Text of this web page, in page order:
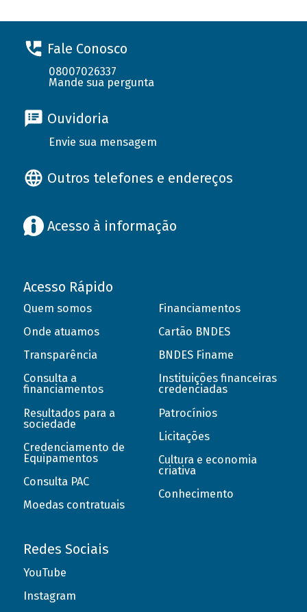
Fale Conosco
08007026337
Mande sua pergunta
Ouvidoria
Envie sua mensagem
Outros telefones e endereços
Acesso à informação
Acesso Rápido
Quem somos
Onde atuamos
Transparência
Consulta a
financiamentos
Resultados para a
sociedade
Credenciamento de
Equipamentos
Consulta PAC
Moedas contratuais
Financiamentos
Cartão BNDES
BNDES Finame
Instituições financeiras
credenciadas
Patrocínios
Licitações
Cultura e economia
criativa
Conhecimento
Redes Sociais
YouTube
Instagram